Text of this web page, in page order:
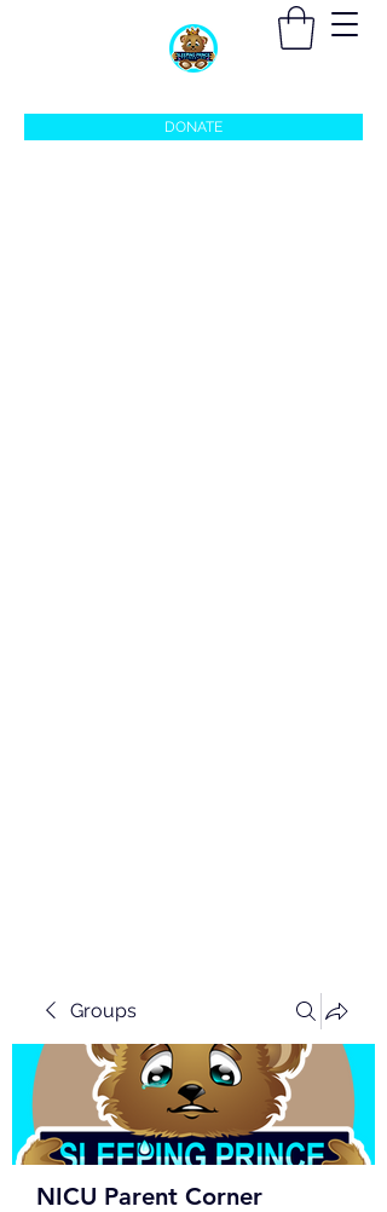
sleepingprincefoundation@gmail.com
DONATE
Groups
NICU Parent Corner